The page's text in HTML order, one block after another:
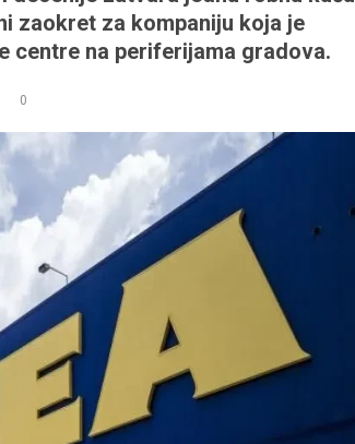
zaokret za kompaniju koja je
centre na periferijama gradova.
0